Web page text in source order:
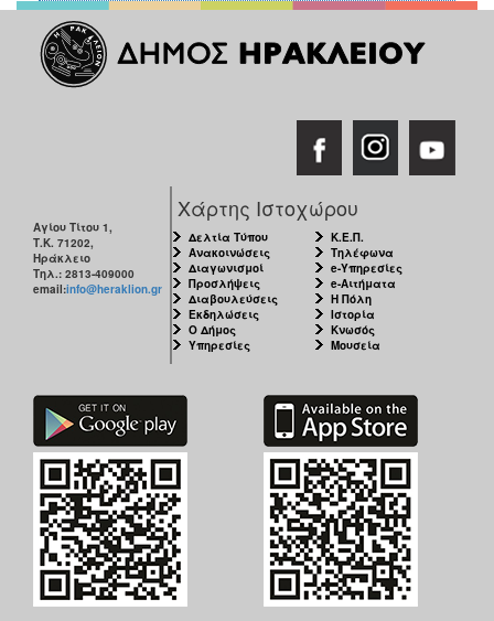
Αγίου Τίτου 1,
Τ.Κ. 71202,
Ηράκλειο
Τηλ.: 2813-409000
email:info@heraklion.gr
Χάρτης Ιστοχώρου
Δελτία Τύπου
Ανακοινώσεις
Διαγωνισμοί
Προσλήψεις
Διαβουλεύσεις
Εκδηλώσεις
Ο Δήμος
Υπηρεσίες
Κ.Ε.Π.
Τηλέφωνα
e-Υπηρεσίες
e-Αιτήματα
Η Πόλη
Ιστορία
Κνωσός
Μουσεία